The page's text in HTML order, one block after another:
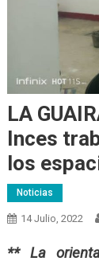
LA
Inces
los
Noticias
14 Julio, 2022
** La